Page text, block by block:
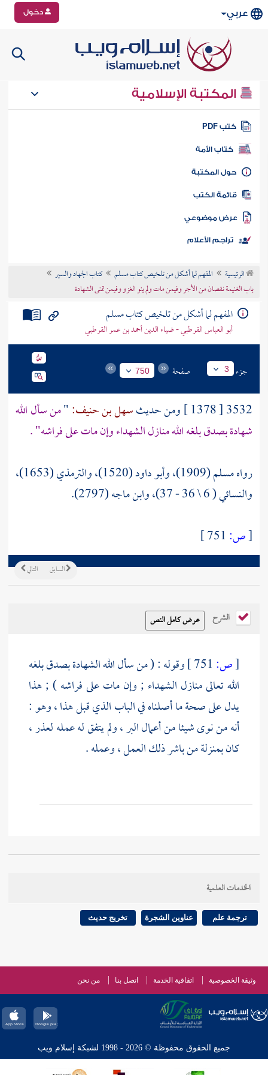
عربي دخول
المكتبة الإسلامية
كتب PDF
كتاب الأمة
المكتبة
الكتب
موضوعي
تراجم الأعلام
الرئيسية المفهم لما أشكل من تلخيص كتاب مسلم
كتاب الجهاد والسير
باب الغنيمة نقصان من الأجر وفيمن مات ولم ينو الغزو وفيمن تمنى الشهادة
المفهم لما أشكل من تلخيص كتاب مسلم
أبو العباس القرطبي - ضياء الدين أحمد بن عمر القرطبي
جزء 3 صفحة 750
3532 [ 1378 ] ومن حديث سهل بن حنيف:"من سأل الله
شهادة بصدق بلغه الله منازل الشهداء وإن مات على فراشه" .
رواه مسلم (1909)، وأبو داود (1520)، والترمذي (1653)،
والنسائي ( 6 \ 36 - 37)، وابن ماجه (2797).
[ص:
التالي السابق
الشرح
[ص:
وقوله : ( من سأل الله الشهادة بصدق بلغه
الله تعالى منازل الشهداء ; وإن مات على فراشه ) ; هذا
يدل على صحة ما أصلناه في الباب الذي قبل هذا ، وهو :
أنه من نوى شيئا من أعمال البر ، ولم يتفق له عمله لعذر ،
كان بمنزلة من باشر ذلك العمل ، وعمله .
الخدمات العلمية
ترجمة علم عناوين الشجرة تخريج حديث
وثيقة الخصوصية اتفاقية الخدمة اتصل بنا من نحن
جميع الحقوق محفوظة © 2026 - 1998 لشبكة إسلام ويب